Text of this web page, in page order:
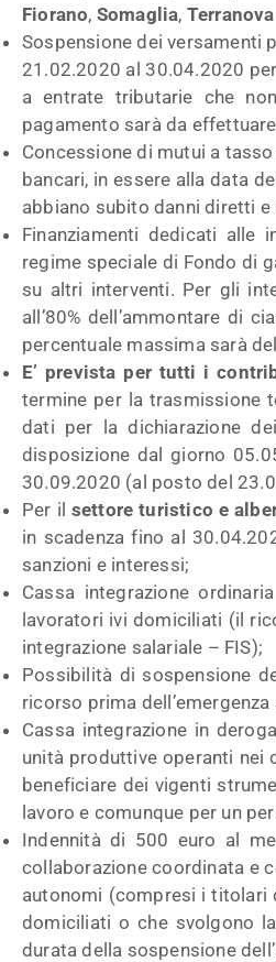
Fiorano, Somaglia,
Sospensione dei versamenti
21.02.2020 al 30.04.2020
a entrate tributarie che
pagamento sarà da
Concessione di mutui a
bancari, in essere alla data
abbiano subito danni diretti e
Finanziamenti dedicati alle
regime speciale di Fondo di
su altri interventi. Per gli
all’80% dell’ammontare di
percentuale massima sarà
E’ prevista per tutti i
termine per la trasmissione
dati per la dichiarazione
disposizione dal giorno
30.09.2020 (al posto del
Per il settore turistico e
in scadenza fino al
sanzioni e interessi;
Cassa integrazione
lavoratori ivi domiciliati (il
integrazione salariale – FIS);
Possibilità di sospensione
ricorso prima
Cassa integrazione in
unità produttive operanti nei
beneficiare dei vigenti
lavoro e comunque per un
Indennità di 500 euro al
collaborazione coordinata e
autonomi (compresi i titolari
domiciliati o che svolgono
durata della sospensione